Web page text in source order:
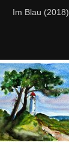
Im Blau (2018)